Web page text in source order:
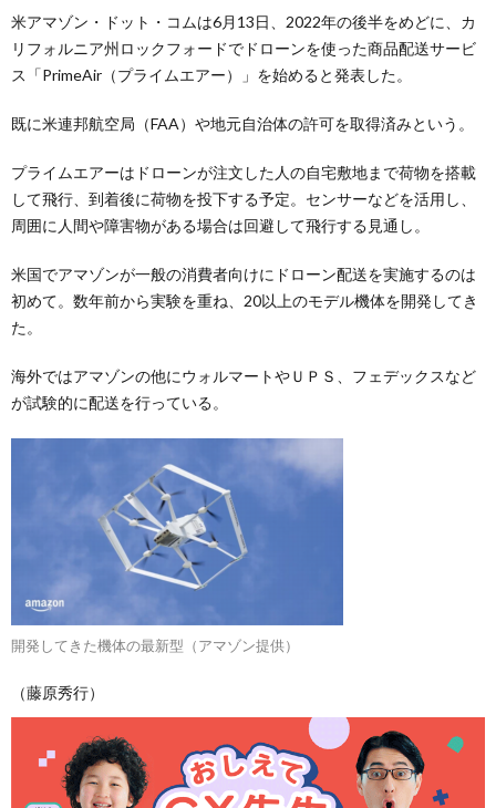
米アマゾン・ドット・コムは6月13日、2022年の後半をめどに、カ
リフォルニア州ロックフォードでドローンを使った商品配送サービ
ス「PrimeAir（プライムエアー）」を始めると発表した。
既に米連邦航空局（FAA）や地元自治体の許可を取得済みという。
プライムエアーはドローンが注文した人の自宅敷地まで荷物を搭載
して飛行、到着後に荷物を投下する予定。センサーなどを活用し、
周囲に人間や障害物がある場合は回避して飛行する見通し。
米国でアマゾンが一般の消費者向けにドローン配送を実施するのは
初めて。数年前から実験を重ね、20以上のモデル機体を開発してき
た。
海外ではアマゾンの他にウォルマートやＵＰＳ、フェデックスなど
が試験的に配送を行っている。
開発してきた機体の最新型（アマゾン提供）
（藤原秀行）